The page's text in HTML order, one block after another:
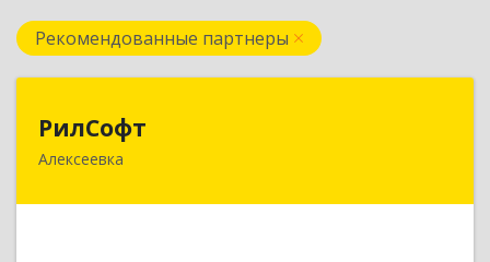
Рекомендованные партнеры
РилСофт
Алексеевка
309850, Белгородская обл, Алексеевский р-н,